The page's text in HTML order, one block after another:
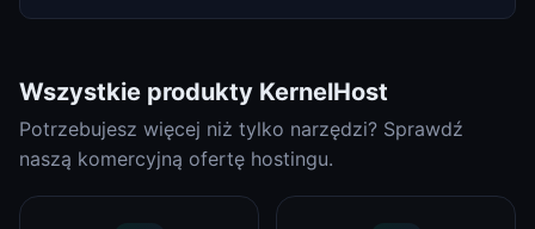
Wszystkie produkty KernelHost
Potrzebujesz więcej niż tylko narzędzi? Sprawdź
naszą komercyjną ofertę hostingu.